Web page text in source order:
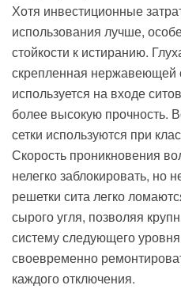
Хотя инвестиционные
использования лучше,
стойкости к истиранию.
скрепленная нержавеющей
используется на входе
более высокую прочность.
сетки используются при
Скорость проникновения
нелегко заблокировать, но
решетки сита легко
сырого угля, позволяя
систему следующего
своевременно
каждого отключения.